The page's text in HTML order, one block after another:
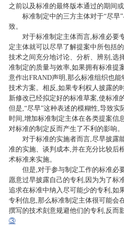
之前以及标准的最终版本通过的期间
标准制定中的三方主体对于“尽早
致。
对于标准制定主体而言,标准必要
定主体就可以尽早了解提案中所包括
技术之间充分地讨论、分析、辨别,选
准制定的质量与效率,如果拥有标准提
意作出FRAND声明,那么标准组织也
技术方案。相反,如果专利权人披露的
新修改已经拟定好的标准草案,使标准
但是,“尽早”这种表述的模糊性,导致实
时间,增加标准制定主体在各类提案信
对标准的制定反而产生了不利的影响。
对于标准的实施者而言,尽早披露
准的实施、谈判成本,并在充分比较后
术标准来实施。
但是,对于参与制定工作的标准必
愿意过早披露自己的专利,因为为了标
追求在标准中纳入尽可能少的专利,如
专利信息,那么标准制定主体很可能会
撰写的技术刻意规避他们的专利,反而
③